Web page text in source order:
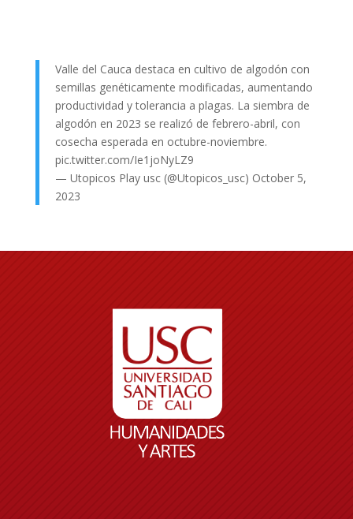
Valle del Cauca destaca en cultivo de algodón con
semillas genéticamente modificadas, aumentando
productividad y tolerancia a plagas. La siembra de
algodón en 2023 se realizó de febrero-abril, con
cosecha esperada en octubre-noviembre.
pic.twitter.com/Ie1joNyLZ9
— Utopicos Play usc (@Utopicos_usc) October 5,
2023